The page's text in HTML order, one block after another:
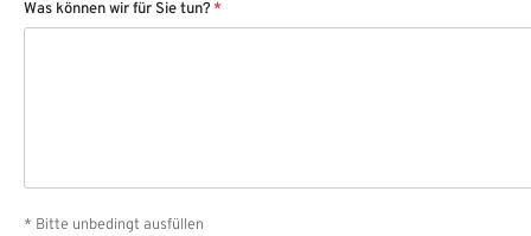
Was können wir für Sie tun? *
* Bitte unbedingt ausfüllen